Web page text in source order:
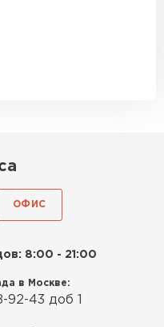
ОФИС
8:00 - 21:00
в Москве:
92-43 доб 1